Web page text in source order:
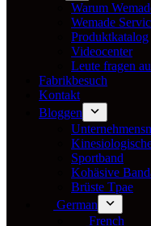
Warum
Wemade
Produktkatalog
Videocenter
Leute fragen
Fabrikbesuch
Kontakt
Bloggen
Sportband
Kohäsive
Brüste Tpae
German
French